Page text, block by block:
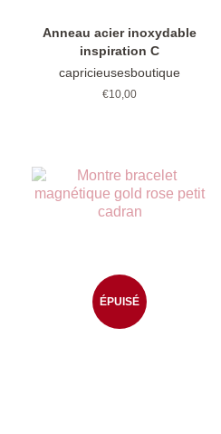
Anneau acier inoxydable
inspiration C
capricieusesboutique
Prix
€10,00
ÉPUISÉ